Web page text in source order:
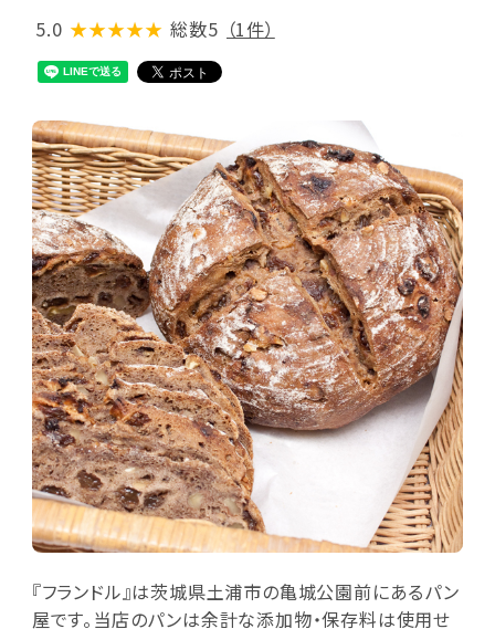
5.0 ★★★★★ 総数5 （1件）
『フランドル』は茨城県土浦市の亀城公園前にあるパン
屋です。当店のパンは余計な添加物・保存料は使用せ